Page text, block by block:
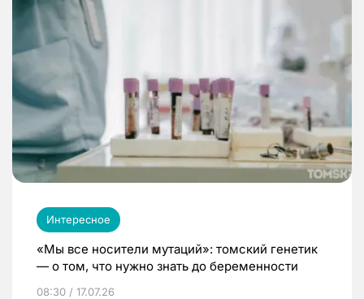
Интересное
«Мы все носители мутаций»: томский генетик
— о том, что нужно знать до беременности
08:30 / 17.07.26